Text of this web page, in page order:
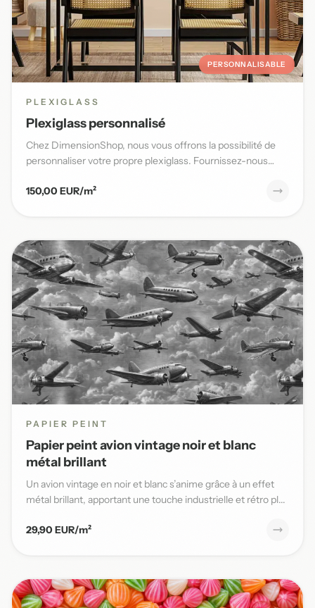
PERSONNALISABLE
PLEXIGLASS
Plexiglass personnalisé
Chez DimensionShop, nous vous offrons la possibilité de
personnaliser votre propre plexiglass. Fournissez-nous
150,00 EUR/m²
PAPIER PEINT
Papier peint avion vintage noir et blanc
métal brillant
Un avion vintage en noir et blanc s’anime grâce à un effet
métal brillant, apportant une touche industrielle et rétro pl...
29,90 EUR/m²